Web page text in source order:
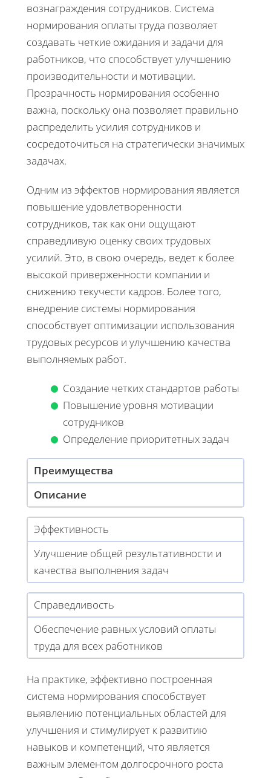
вознаграждения сотрудников. Система
нормирования оплаты труда позволяет
создавать четкие ожидания и задачи для
работников, что способствует улучшению
производительности и мотивации.
Прозрачность нормирования особенно
важна, поскольку она позволяет правильно
распределить усилия сотрудников и
сосредоточиться на стратегически значимых
задачах.
Одним из эффектов нормирования является
повышение удовлетворенности
сотрудников, так как они ощущают
справедливую оценку своих трудовых
усилий. Это, в свою очередь, ведет к более
высокой приверженности компании и
снижению текучести кадров. Более того,
внедрение системы нормирования
способствует оптимизации использования
трудовых ресурсов и улучшению качества
выполняемых работ.
Создание четких стандартов работы
Повышение уровня мотивации
сотрудников
Определение приоритетных задач
Преимущества
Описание
Эффективность
Улучшение общей результативности и
качества выполнения задач
Справедливость
Обеспечение равных условий оплаты
труда для всех работников
На практике, эффективно построенная
система нормирования способствует
выявлению потенциальных областей для
улучшения и стимулирует к развитию
навыков и компетенций, что является
важным элементом долгосрочного роста